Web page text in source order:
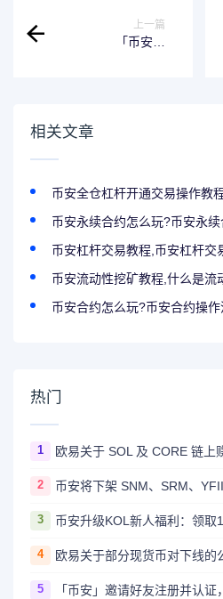
上一篇
「币安」
相关文章
币安全仓杠杆开通交易操作教
币安永续合约怎么玩?币安永
币安杠杆交易教程,币安杠杆交
币安流动性挖矿教程,什么是流
币安合约怎么玩?币安合约操
热门
1 欧易关于 SOL 及 CORE 链上
2 币安将下架 SNM、SRM、
3 币安升级KOL新人福利：领取
4 欧易关于部分现货币对下线的
5 「币安」邀请好友注册并认证